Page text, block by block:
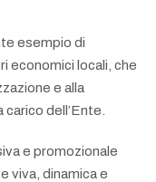
esempio di
economici locali, che
e alla
dell’Ente.
e promozionale
viva, dinamica e